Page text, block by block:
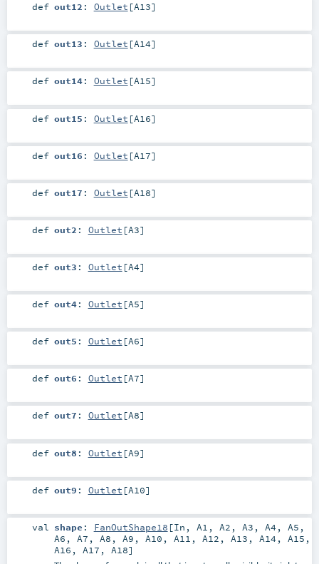
def out12 : Outlet [A13]
def out13 : Outlet [A14]
def out14: Outlet [A15]
def out15 : Outlet [A16]
def out16 : Outlet [A17]
def out17 : Outlet [A18]
def out2 : Outlet [A3]
def out3 : Outlet [A4]
def out4: Outlet [A5]
def out5 : Outlet [A6]
def out6 : Outlet [A7]
def out7 : Outlet [A8]
def out8 : Outlet [A9]
def out9 : Outlet [A10]
val shape : FanOutShape18 [In , A1 , A2 , A3 , A4 , A5 ,
A6 , A7 , A8 , A9 , A10 , A11 , A12 , A13 , A14 , A15 ,
A16 , A17 , A18]